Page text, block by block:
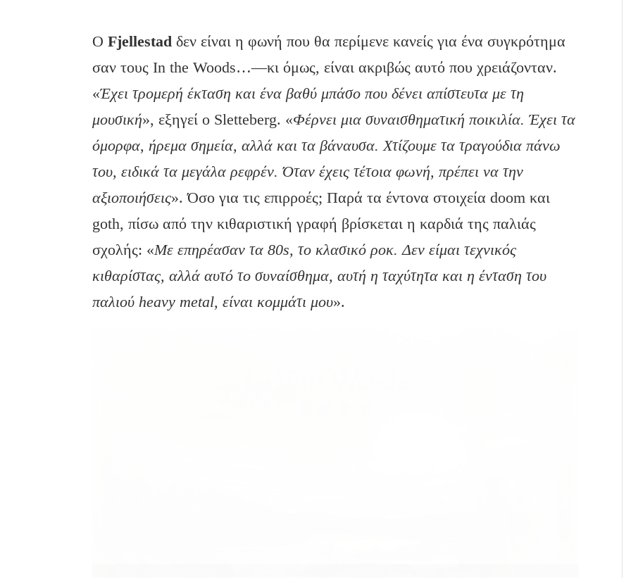
ΟFjellestad δεν είναι η φωνή που θα περίμενε κανείς για ένα συγκρότημα
σαν τους In the Woods…—κι όμως, είναι ακριβώς αυτό που χρειάζονταν.
«Έχει τρομερή έκταση και ένα βαθύ μπάσο που δένει απίστευτα με τη
μουσική», εξηγεί ο Sletteberg. «Φέρνει μια συναισθηματική ποικιλία. Έχει τα
όμορφα, ήρεμα σημεία, αλλά και τα βάναυσα. Χτίζουμε τα τραγούδια πάνω
του, ειδικά τα μεγάλα ρεφρέν. Όταν έχεις τέτοια φωνή, πρέπει να την
αξιοποιήσεις». Όσο για τις επιρροές; Παρά τα έντονα στοιχεία doom και
goth, πίσω από την κιθαριστική γραφή βρίσκεται η καρδιά της παλιάς
σχολής: «Με επηρέασαν τα 80s, το κλασικό ροκ. Δεν είμαι τεχνικός
κιθαρίστας, αλλά αυτό το συναίσθημα, αυτή η ταχύτητα και η ένταση του
παλιού heavy metal, είναι κομμάτι μου».